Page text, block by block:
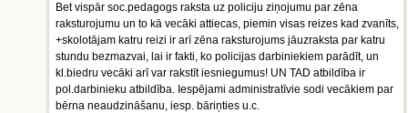
Bet vispār soc.pedagogs raksta uz policiju ziņojumu par zēna
raksturojumu un to kā vecāki attiecas, piemin visas reizes kad zvanīts,
+skolotājam katru reizi ir arī zēna raksturojums jāuzraksta par katru
stundu bezmazvai, lai ir fakti, ko policijas darbiniekiem parādīt, un
kl.biedru vecāki arī var rakstīt iesniegumus! UN TAD atbildība ir
pol.darbinieku atbildība. Iespējami administratīvie sodi vecākiem par
bērna neaudzināšanu, iesp. bāriņties u.c.